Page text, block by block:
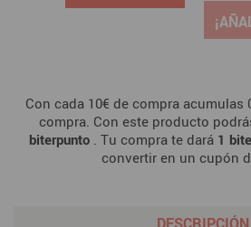
Con cada 10€ de compra acumulas
compra. Con este producto
biterpunto. Tu compra te dará 1
convertir en un cupón